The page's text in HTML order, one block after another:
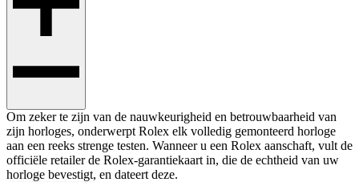
Om zeker te zijn van de nauwkeurigheid en betrouwbaarheid van
zijn horloges, onderwerpt Rolex elk volledig gemonteerd horloge
aan een reeks strenge testen. Wanneer u een Rolex aanschaft, vult de
officiële retailer de Rolex-garantiekaart in, die de echtheid van uw
horloge bevestigt, en dateert deze.